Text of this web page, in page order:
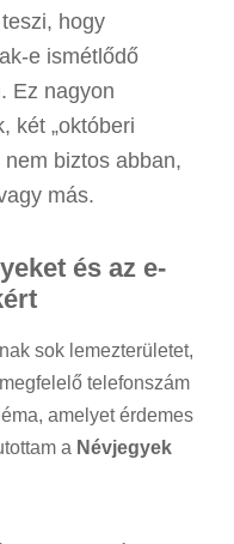
hogy
e ismétlődő
Ez nagyon
két „októberi
biztos abban,
más.
és az e-
sok lemezterületet,
telefonszám
amelyet érdemes
a Névjegyek